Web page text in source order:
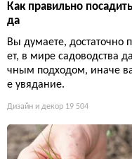
Как правильно
да
Вы думаете, достаточно
ет, в мире садоводства
чным подходом, иначе
е увядание.
Дизайн и декор 19 504